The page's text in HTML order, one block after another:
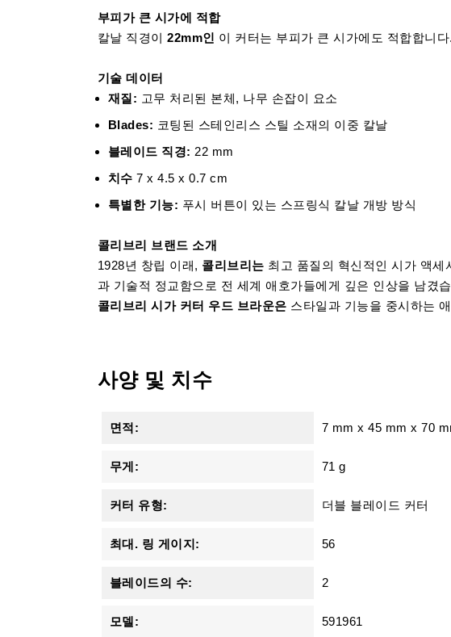
부피가 큰 시가에 적합
칼날 직경이22mm인 이 커터는 부피가 큰 시가에도 적합합니
기술 데이터
재질: 고무 처리된 본체, 나무 손잡이 요소
Blades: 코팅된 스테인리스 스틸 소재의 이중 칼날
블레이드 직경: 22 mm
치수 7 x 4.5 x 0.7 cm
특별한 기능: 푸시 버튼이 있는 스프링식 칼날 개방 방식
콜리브리 브랜드 소개
1928년 창립 이래, 콜리브리는 최고 품질의 혁신적인 시가 액
과 기술적 정교함으로 전 세계 애호가들에게 깊은 인상을 남겼
콜리브리 시가 커터 우드 브라운은 스타일과 기능을 중시하는
사양 및 치수
면적: 7 mm x45 mm x70
무게: 71 g
커터 유형: 더블 블레이드 커터
최대. 링 게이지: 56
블레이드의 수: 2
모델: 591961